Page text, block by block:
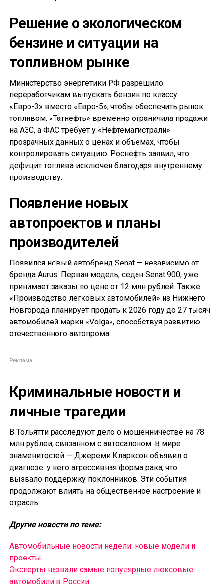
Решение о экологическом
бензине и ситуации на
топливном рынке
Министерство энергетики РФ разрешило
переработчикам выпускать бензин по классу
«Евро-3» вместо «Евро-5», чтобы обеспечить рынок
топливом. «Татнефть» временно ограничила продажи
на АЗС, а ФАС требует у «Нефтемагистрали»
прозрачных данных о ценах и объемах, чтобы
контролировать ситуацию. Роснефть заявил, что
дефицит топлива исключен благодаря внутреннему
производству.
Появление новых
автопроектов и планы
производителей
Появился новый автобренд Senat — независимо от
бренда Aurus. Первая модель, седан Senat 900, уже
принимает заказы по цене от 12 млн рублей. Также
«Производство легковых автомобилей» из Нижнего
Новгорода планирует продать к 2026 году до 27 тысяч
автомобилей марки «Volga», способствуя развитию
отечественного автопрома.
Криминальные новости и
личные трагедии
В Тольятти расследуют дело о мошенничестве на 78
млн рублей, связанном с автосалоном. В мире
знаменитостей — Джереми Кларксон объявил о
диагнозе: у него агрессивная форма рака, что
вызвало поддержку поклонников. Эти события
продолжают влиять на общественное настроение и
отрасль.
Другие новости по теме:
Автомобильные новости недели: новые модели и
проекты
Эксперты назвали самые популярные люксовые
автомобили в России